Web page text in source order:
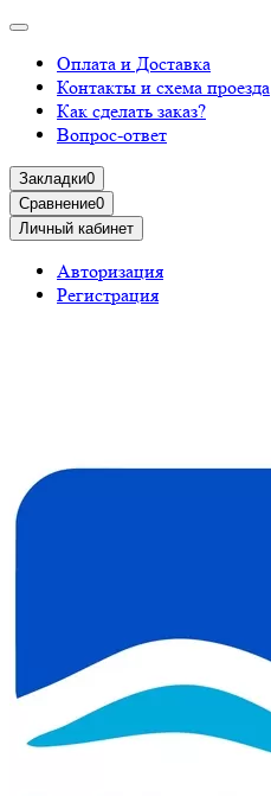
Оплата и Доставка
Контакты и схема проезда
Как сделать заказ?
Вопрос-ответ
Закладки0
Сравнение0
Личный кабинет
Авторизация
Регистрация